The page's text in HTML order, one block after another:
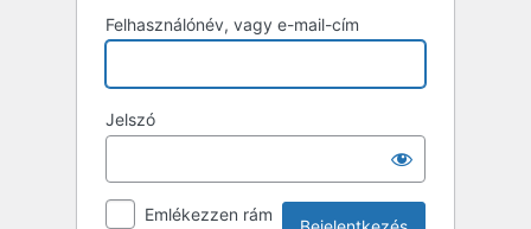
Felhasználónév, vagy e-mail-cím
Jelszó
Emlékezzen rám